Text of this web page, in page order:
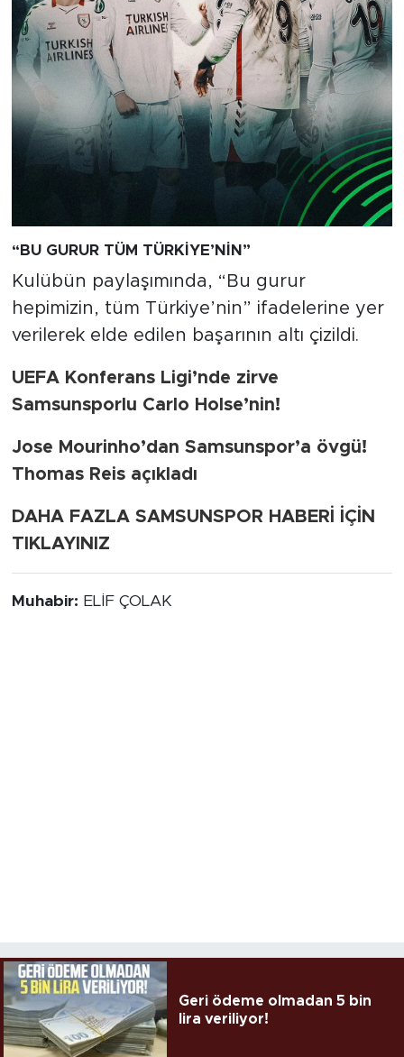
“BU GURUR TÜM TÜRKİYE’NİN”
Kulübün paylaşımında, “Bu gurur
hepimizin, tüm Türkiye’nin” ifadelerine yer
verilerek elde edilen başarının altı çizildi.
UEFA Konferans Ligi’nde zirve
Samsunsporlu Carlo Holse’nin!
Jose Mourinho’dan Samsunspor’a övgü!
Thomas Reis açıkladı
DAHA FAZLA SAMSUNSPOR HABERİ İÇİN
TIKLAYINIZ
Muhabir: ELİF ÇOLAK
Geri ödeme olmadan 5 bin
lira veriliyor!